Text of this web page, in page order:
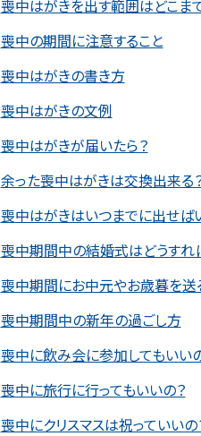
喪中はがきを出す範囲はどこま
喪中の期間に注意すること
喪中はがきの書き方
喪中はがきの文例
喪中はがきが届いたら？
余った喪中はがきは交換出来る
喪中はがきはいつまでに出せば
喪中期間中の結婚式はどうすれ
喪中期間にお中元やお歳暮を送
喪中期間中の新年の過ごし方
喪中に飲み会に参加してもいい
喪中に旅行に行ってもいいの？
喪中にクリスマスは祝っていいの